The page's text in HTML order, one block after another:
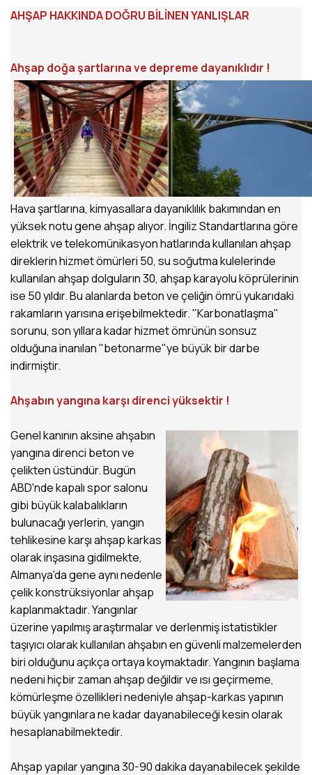
AHŞAP HAKKINDA DOĞRU BİLİNEN YANLIŞLAR
Ahşap doğa şartlarına ve depreme dayanıklıdır !
Hava şartlarına, kimyasallara dayanıklılık bakımından en
yüksek notu gene ahşap alıyor. İngiliz Standartlarına göre
elektrik ve telekomünikasyon hatlarında kullanılan ahşap
direklerin hizmet ömürleri 50, su soğutma kulelerinde
kullanılan ahşap dolguların 30, ahşap karayolu köprülerinin
ise 50 yıldır. Bu alanlarda beton ve çeliğin ömrü yukarıdaki
rakamların yarısına erişebilmektedir. "Karbonatlaşma"
sorunu, son yıllara kadar hizmet ömrünün sonsuz
olduğuna inanılan "betonarme"ye büyük bir darbe
indirmiştir.
Ahşabın yangına karşı direnci yüksektir !
Genel kanının aksine ahşabın
yangına direnci beton ve
çelikten üstündür. Bugün
ABD'nde kapalı spor salonu
gibi büyük kalabalıkların
bulunacağı yerlerin, yangın
tehlikesine karşı ahşap karkas
olarak inşasına gidilmekte,
Almanya'da gene aynı nedenle
çelik konstrüksiyonlar ahşap
kaplanmaktadır. Yangınlar
üzerine yapılmış araştırmalar ve derlenmiş istatistikler
taşıyıcı olarak kullanılan ahşabın en güvenli malzemelerden
biri olduğunu açıkça ortaya koymaktadır. Yangının başlama
nedeni hiçbir zaman ahşap değildir ve ısı geçirmeme,
kömürleşme özellikleri nedeniyle ahşap-karkas yapının
büyük yangınlara ne kadar dayanabileceği kesin olarak
hesaplanabilmektedir.
Ahşap yapılar yangına 30-90 dakika dayanabilecek şekilde